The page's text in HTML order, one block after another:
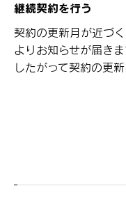
継続契約を行う
契約の更新月が近づ
よりお知らせが届き
したがって契約の更